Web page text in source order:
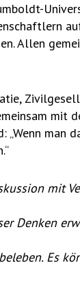
Allen
mit
man
mit
Denken
Es